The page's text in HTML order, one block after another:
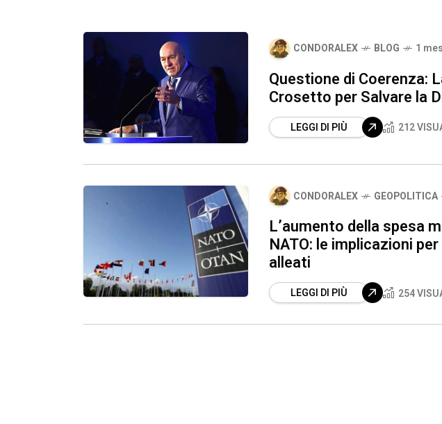
CONDORALEX BLOG 1
Questione di Coerenza:
Crosetto per Salvare la
LEGGI DI PIÙ 212
CONDORALEX GEOPOLITICA
L’aumento della spesa
NATO: le implicazioni per
alleati
LEGGI DI PIÙ 254